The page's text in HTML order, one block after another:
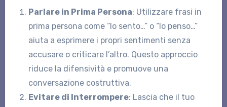
Parlare in Prima Persona: Utilizzare frasi in
prima persona come “Io sento…” o “Io penso…”
aiuta a esprimere i propri sentimenti senza
accusare o criticare l’altro. Questo approccio
riduce la difensività e promuove una
conversazione costruttiva.
Evitare di Interrompere: Lascia che il tuo